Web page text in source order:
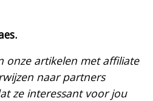
onze artikelen met affiliate
naar partners
ze interessant voor jou